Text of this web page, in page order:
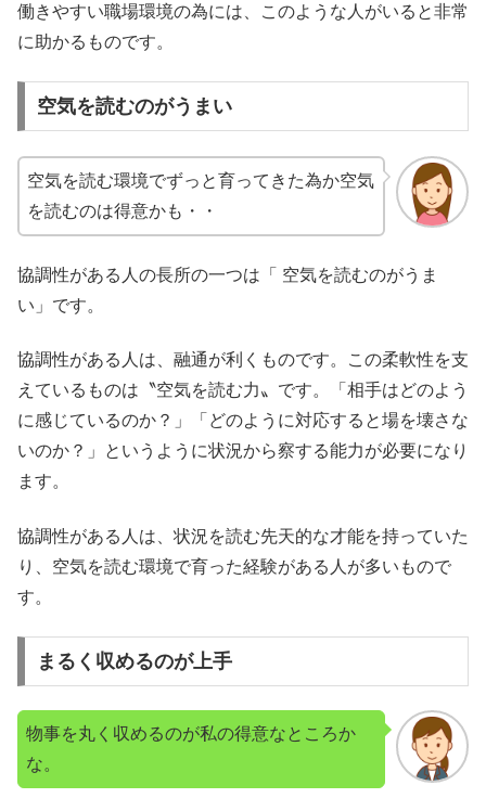
働きやすい職場環境の為には、このような人がいると非常
に助かるものです。
空気を読むのがうまい
空気を読む環境でずっと育ってきた為か空気
を読むのは得意かも・・
協調性がある人の長所の一つは「 空気を読むのがうま
い」です。
協調性がある人は、融通が利くものです。この柔軟性を支
えているものは〝空気を読む力〟です。「相手はどのよう
に感じているのか？」「どのように対応すると場を壊さな
いのか？」というように状況から察する能力が必要になり
ます。
協調性がある人は、状況を読む先天的な才能を持っていた
り、空気を読む環境で育った経験がある人が多いもので
す。
まるく収めるのが上手
物事を丸く収めるのが私の得意なところか
な。